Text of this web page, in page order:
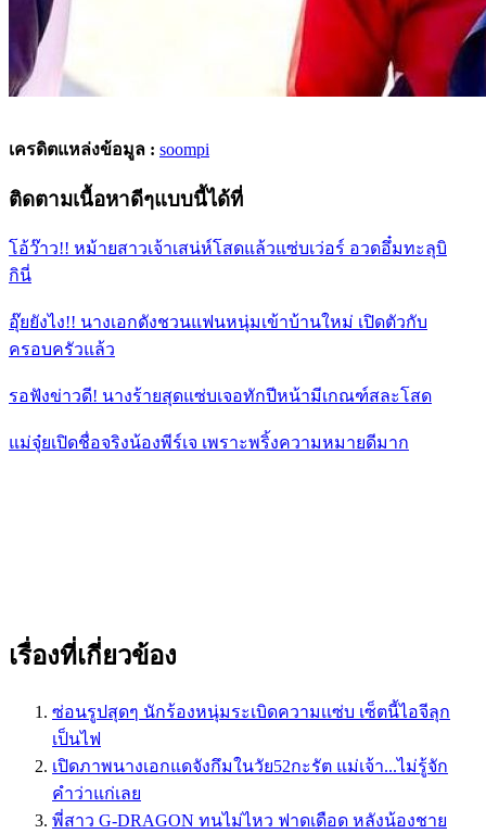
เครดิตแหล่งข้อมูล : soompi
ติดตามเนื้อหาดีๆแบบนี้ได้ที่
โอ้ว๊าว!! หม้ายสาวเจ้าเสน่ห์โสดแล้วแซ่บเว่อร์ อวดอึ๋มทะลุบิ
กินี่
อุ๊ยยังไง!! นางเอกดังชวนแฟนหนุ่มเข้าบ้านใหม่ เปิดตัวกับ
ครอบครัวแล้ว
รอฟังข่าวดี! นางร้ายสุดแซ่บเจอทักปีหน้ามีเกณฑ์สละโสด
แม่จุ๋ยเปิดชื่อจริงน้องพีร์เจ เพราะพริ้งความหมายดีมาก
เรื่องที่เกี่ยวข้อง
ซ่อนรูปสุดๆ นักร้องหนุ่มระเบิดความเเซ่บ เซ็ตนี้ไอจีลุก
เป็นไฟ
เปิดภาพนางเอกแดจังกึมในวัย52กะรัต แม่เจ้า...ไม่รู้จัก
คำว่าแก่เลย
พี่สาว G-DRAGON​ ทนไม่ไหว ฟาดเดือด หลังน้องชาย